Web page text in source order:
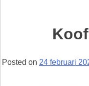
Posted on 24 februari